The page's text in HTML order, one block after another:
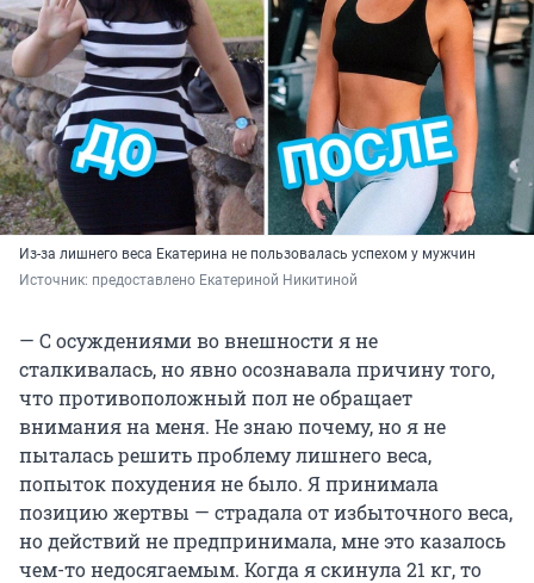
Из-за лишнего веса Екатерина не пользовалась успехом у мужчин
Источник: предоставлено Екатериной Никитиной
— С осуждениями во внешности я не
сталкивалась, но явно осознавала причину того,
что противоположный пол не обращает
внимания на меня. Не знаю почему, но я не
пыталась решить проблему лишнего веса,
попыток похудения не было. Я принимала
позицию жертвы — страдала от избыточного веса,
но действий не предпринимала, мне это казалось
чем-то недосягаемым. Когда я скинула 21 кг, то